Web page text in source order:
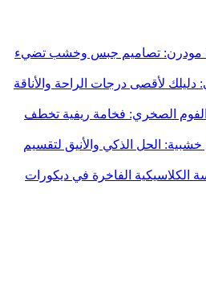
مودرن: تصاميم جبس وخشب تضيء
لأقصى درجات الراحة والأناقة
الصخري: فخامة ريفية تخطف
الحل الذكي والأنيق لتقسيم
الكلاسيكية الفاخرة في ديكورات